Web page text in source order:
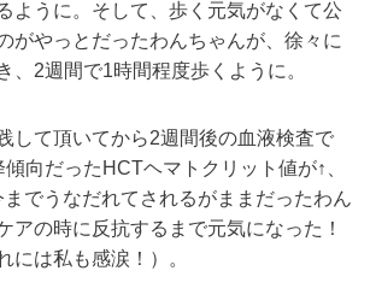
ように。そして、歩く元気がなくて公
がやっとだったわんちゃんが、徐々に
、2週間で1時間程度歩くように。
して頂いてから2週間後の血液検査で
向だったHCTヘマトクリット値が↑、
までうなだれてされるがままだったわん
アの時に反抗するまで元気になった！
は私も感涙！）。